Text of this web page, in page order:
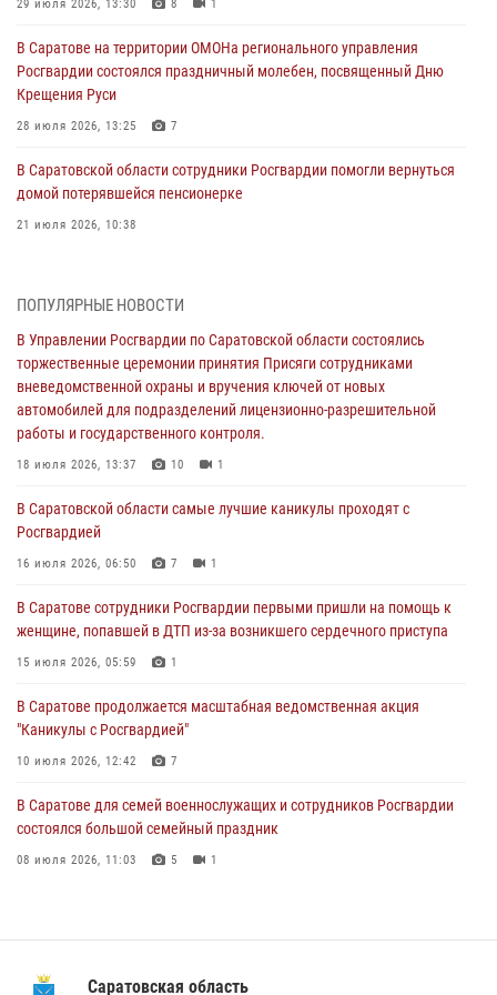
29 июля 2026, 13:30 8 1
В Саратове на территории ОМОНа регионального управления
Росгвардии состоялся праздничный молебен, посвященный Дню
Крещения Руси
28 июля 2026, 13:25 7
В Саратовской области сотрудники Росгвардии помогли вернуться
домой потерявшейся пенсионерке
21 июля 2026, 10:38
вневедомственной охраны и вручения ключей от новых
автомобилей для подразделений лицензионно-разрешительной
работы и государственного контроля.
18 июля 2026, 13:37 10 1
В Саратовской области самые лучшие каникулы проходят с
Росгвардией
В Саратове сотрудники Росгвардии первыми пришли на помощь к
женщине, попавшей в ДТП из-за возникшего сердечного приступа
В Саратове продолжается масштабная ведомственная акция
"Каникулы с Росгвардией"
В Саратовской области при содействии спецназа Росгвардии
задержан подозреваемый в незаконном обороте наркотиков
ПОПУЛЯРНЫЕ НОВОСТИ
В Управлении Росгвардии по Саратовской области состоялись
торжественные церемонии принятия Присяги сотрудниками
вневедомственной охраны и вручения ключей от новых
автомобилей для подразделений лицензионно-разрешительной
работы и государственного контроля.
18 июля 2026, 13:37 10 1
В Саратовской области самые лучшие каникулы проходят с
Росгвардией
16 июля 2026, 06:50 7 1
В Саратове сотрудники Росгвардии первыми пришли на помощь к
женщине, попавшей в ДТП из-за возникшего сердечного приступа
15 июля 2026, 05:59 1
В Саратове продолжается масштабная ведомственная акция
"Каникулы с Росгвардией"
10 июля 2026, 12:42 7
В Саратове для семей военнослужащих и сотрудников Росгвардии
состоялся большой семейный праздник
08 июля 2026, 11:03 5 1
Саратовская область